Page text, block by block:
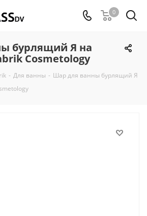
0
бурлящий Я на
Cosmetology
- Для ванны - Шар для ванны бурлящий Я